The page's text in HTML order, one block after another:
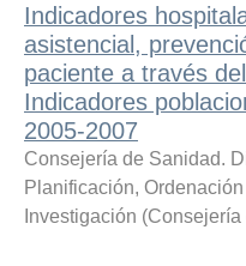
Indicadores
asistencial,
paciente a través
Indicadores
2005-2007
Consejería de Sanidad.
Planificación,
Investigación (Consejería